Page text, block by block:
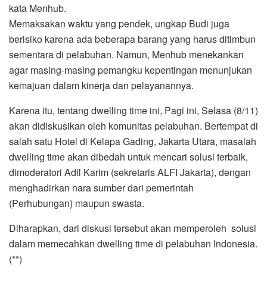
kata Menhub.
Memaksakan waktu yang pendek, ungkap Budi juga
berisiko karena ada beberapa barang yang harus ditimbun
sementara di pelabuhan. Namun, Menhub menekankan
agar masing-masing pemangku kepentingan menunjukan
kemajuan dalam kinerja dan pelayanannya.
Karena itu, tentang dwelling time ini, Pagi ini, Selasa (8/11)
akan didiskusikan oleh komunitas pelabuhan. Bertempat di
salah satu Hotel di Kelapa Gading, Jakarta Utara, masalah
dwelling time akan dibedah untuk mencari solusi terbaik,
dimoderatori Adil Karim (sekretaris ALFI Jakarta), dengan
menghadirkan nara sumber dari pemerintah
(Perhubungan) maupun swasta.
Diharapkan, dari diskusi tersebut akan memperoleh solusi
dalam memecahkan dwelling time di pelabuhan Indonesia.
(**)